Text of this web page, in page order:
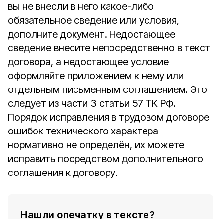
вы не внесли в него какое-либо
обязательное сведение или условия,
дополните документ. Недостающее
сведение внесите непосредственно в текст
договора, а недостающее условие
оформляйте приложением к нему или
отдельным письменным соглашением. Это
следует из части 3 статьи 57 ТК РФ.
Порядок исправления в трудовом договоре
ошибок технического характера
нормативно не определён, их можете
исправить посредством дополнительного
соглашения к договору.
Нашли опечатку в тексте?